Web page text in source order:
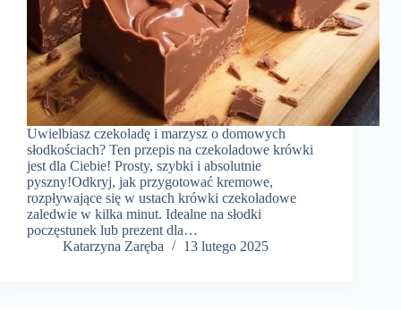
Uwielbiasz czekoladę i marzysz o domowych
słodkościach? Ten przepis na czekoladowe krówki
jest dla Ciebie! Prosty, szybki i absolutnie
pyszny!Odkryj, jak przygotować kremowe,
rozpływające się w ustach krówki czekoladowe
zaledwie w kilka minut. Idealne na słodki
poczęstunek lub prezent dla…
Katarzyna Zaręba
13 lutego 2025